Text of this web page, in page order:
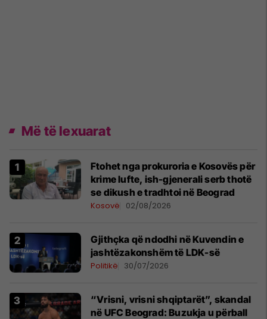
Më të lexuarat
Ftohet nga prokuroria e Kosovës për
krime lufte, ish-gjenerali serb thotë
se dikush e tradhtoi në Beograd
Kosovë 02/08/2026
Gjithçka që ndodhi në Kuvendin e
jashtëzakonshëm të LDK-së
Politikë 30/07/2026
“Vrisni, vrisni shqiptarët”, skandal
në UFC Beograd: Buzukja u përball